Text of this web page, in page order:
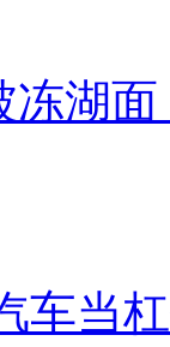
冻湖
车当